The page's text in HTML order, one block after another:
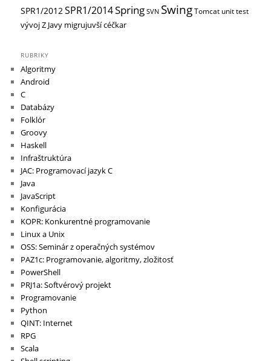
SPR1/2012 SPR1/2014Spring SVN SwingTomcat unit test
vývojZ Javy migrujuvší céčkar
RUBRIKY
Algoritmy
Android
C
Databázy
Folklór
Groovy
Haskell
Infraštruktúra
JAC: Programovací jazyk C
Java
JavaScript
Konfigurácia
KOPR: Konkurentné programovanie
Linux a Unix
OSS: Seminár z operačných systémov
PAZ1c: Programovanie, algoritmy, zložitosť
PowerShell
PRJ1a: Softvérový projekt
Programovanie
Python
QINT: Internet
RPG
Scala